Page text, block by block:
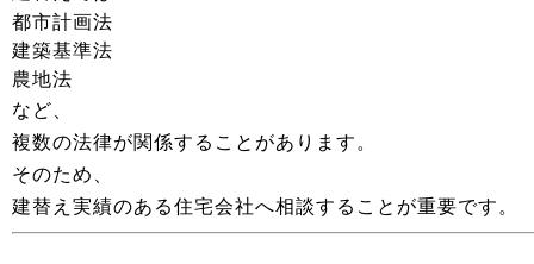
都市計画法
建築基準法
農地法
など、
複数の法律が関係することがあります。
そのため、
建替え実績のある住宅会社へ相談することが重要です。